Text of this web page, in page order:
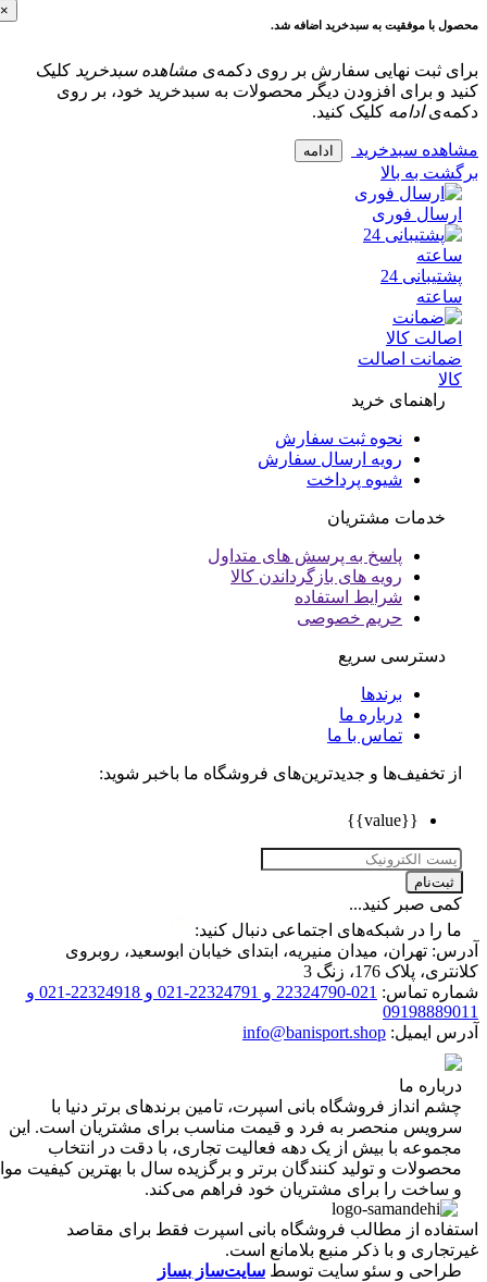
با موفقیت به سبدخرید اضافه شد.
ثبت نهایی سفارش بر روی دکمه‌یمشاهده سبدخریدکلیک
و برای افزودن دیگر محصولات به سبدخرید خود، بر روی
ادامهکلیک کنید.
سبدخرید ادامه
به بالا
فوری
پشتیبانی 24
اصالت
راهنمای خرید
نحوه ثبت سفارش
رویه ارسال سفارش
شیوه پرداخت
خدمات مشتریان
پاسخ به پرسش های متداول
رویه های بازگرداندن کالا
شرایط استفاده
حریم خصوصی
دسترسی سریع
برندها
درباره ما
تماس با ما
تخفیف‌ها و جدیدترین‌های فروشگاه ما باخبر شوید:
صبر کنید...
را در شبکه‌های اجتماعی دنبال کنید:
تهران، میدان منیریه، ابتدای خیابان ابوسعید، روبروی
پلاک 176، زنگ 3
تماس:
021-22324790 و 22324791-021 و 22324918-021 و
ایمیل: info@banisport.shop
ما
انداز فروشگاه‌ بانی اسپرت، تامین برندهای برتر دنیا با
منحصر به فرد و قیمت مناسب برای مشتریان است. این
با بیش از یک دهه فعالیت تجاری، با دقت در انتخاب
و تولید کنندگان برتر و برگزیده سال با بهترین کیفیت مواد
را برای مشتریان خود فراهم می‌کند.
از مطالب فروشگاه بانی اسپرت فقط برای مقاصد
و با ذکر منبع بلامانع است.
و سئو سایت توسطسایت‌ساز بساز